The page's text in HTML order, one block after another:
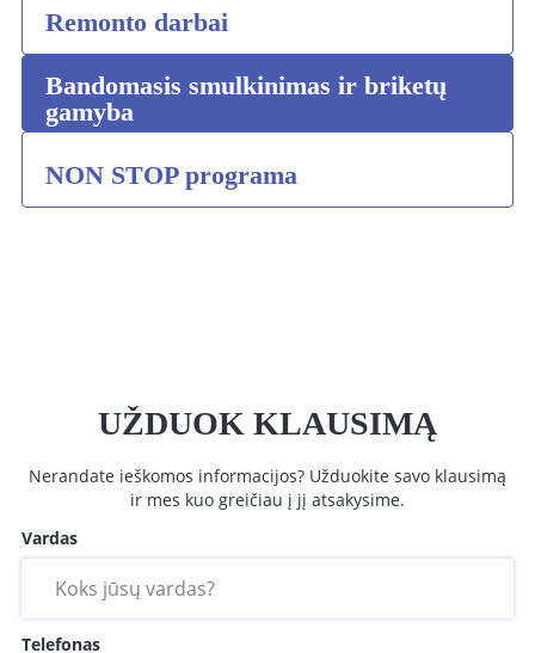
Remonto darbai
Bandomasis smulkinimas ir briketų
gamyba
NON STOP programa
UŽDUOK KLAUSIMĄ
Nerandate ieškomos informacijos? Užduokite savo klausimą
ir mes kuo greičiau į jį atsakysime.
Vardas
Telefonas